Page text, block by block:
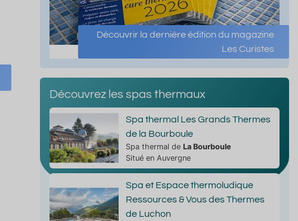
Découvrir la dernière édition du magazine
Les Curistes
Découvrez les spas thermaux
Spa thermal Les Grands Thermes
de la Bourboule
Spa thermal de La Bourboule
Situé en Auvergne
Spa et Espace thermoludique
Ressources & Vous des Thermes
de Luchon